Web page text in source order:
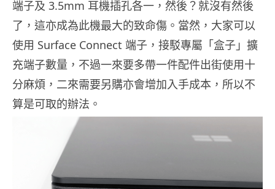
端子及 3.5mm 耳機插孔各一，然後？就沒有然後
了，這亦成為此機最大的致命傷。當然，大家可以
使用 Surface Connect 端子，接駁專屬「盒子」擴
充端子數量，不過一來要多帶一件配件出街使用十
分麻煩，二來需要另購亦會增加入手成本，所以不
算是可取的辦法。